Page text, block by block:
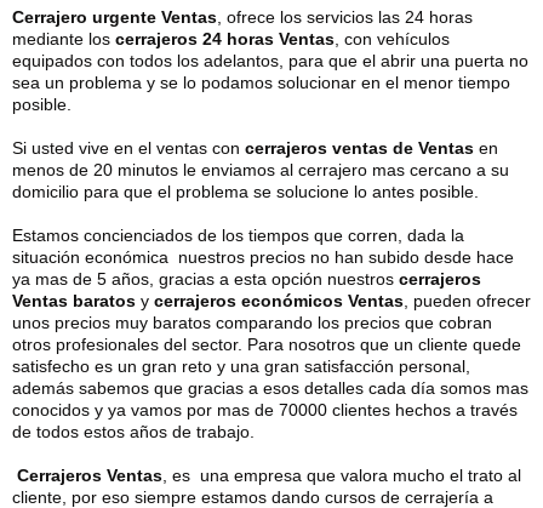
Cerrajero urgente Ventas , ofrece los servicios las 24 horas
mediante los cerrajeros 24 horas Ventas , con vehículos
equipados con todos los adelantos, para que el abrir una puerta no
sea un problema y se lo podamos solucionar en el menor tiempo
posible.
Si usted vive en el ventas con cerrajeros ventas de Ventas en
menos de 20 minutos le enviamos al cerrajero mas cercano a su
domicilio para que el problema se solucione lo antes posible.
Estamos concienciados de los tiempos que corren, dada la
situación económica nuestros precios no han subido desde hace
ya mas de 5 años, gracias a esta opción nuestros cerrajeros
Ventas baratos y cerrajeros económicos Ventas , pueden ofrecer
unos precios muy baratos comparando los precios que cobran
otros profesionales del sector. Para nosotros que un cliente quede
satisfecho es un gran reto y una gran satisfacción personal,
además sabemos que gracias a esos detalles cada día somos mas
conocidos y ya vamos por mas de 70000 clientes hechos a través
de todos estos años de trabajo.
Cerrajeros Ventas , es una empresa que valora mucho el trato al
cliente, por eso siempre estamos dando cursos de cerrajería a